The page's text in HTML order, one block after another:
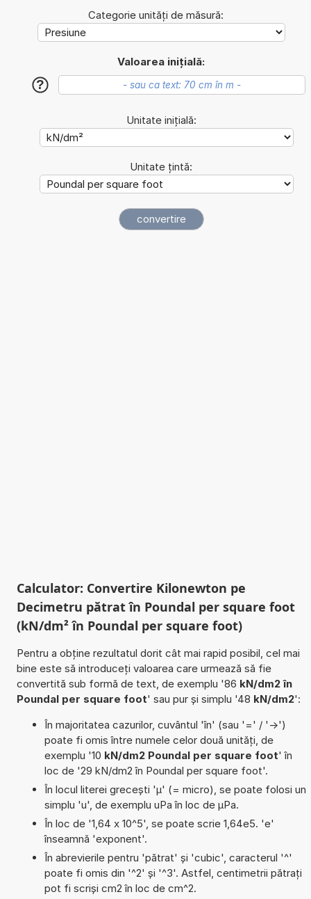
Categorie unități de măsură:
Valoarea inițială:
?
Unitate inițială:
Unitate țintă:
Calculator: Convertire Kilonewton pe
Decimetru pătrat în Poundal per square foot
(kN/dm² în Poundal per square foot)
Pentru a obține rezultatul dorit cât mai rapid posibil, cel mai
bine este să introduceți valoarea care urmează să fie
convertită sub formă de text, de exemplu '86 kN/dm2 în
Poundal per square foot' sau pur și simplu '48 kN/dm2':
În majoritatea cazurilor, cuvântul 'în' (sau '=' / '->')
poate fi omis între numele celor două unități, de
exemplu '10 kN/dm2 Poundal per square foot' în
loc de '29 kN/dm2 în Poundal per square foot'.
În locul literei grecești 'µ' (= micro), se poate folosi un
simplu 'u', de exemplu uPa în loc de µPa.
În loc de '1,64 x 10^5', se poate scrie 1,64e5. 'e'
înseamnă 'exponent'.
În abrevierile pentru 'pătrat' și 'cubic', caracterul '^'
poate fi omis din '^2' și '^3'. Astfel, centimetrii pătrați
pot fi scriși cm2 în loc de cm^2.